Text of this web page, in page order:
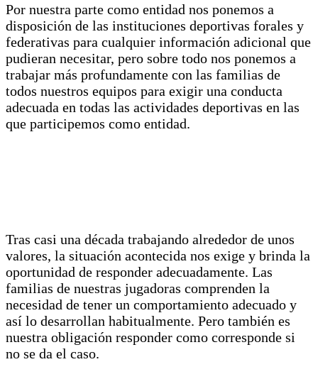
Por nuestra parte como entidad nos ponemos a
disposición de las instituciones deportivas forales y
federativas para cualquier información adicional que
pudieran necesitar, pero sobre todo nos ponemos a
trabajar más profundamente con las familias de
todos nuestros equipos para exigir una conducta
adecuada en todas las actividades deportivas en las
que participemos como entidad.
Tras casi una década trabajando alrededor de unos
valores, la situación acontecida nos exige y brinda la
oportunidad de responder adecuadamente. Las
familias de nuestras jugadoras comprenden la
necesidad de tener un comportamiento adecuado y
así lo desarrollan habitualmente. Pero también es
nuestra obligación responder como corresponde si
no se da el caso.